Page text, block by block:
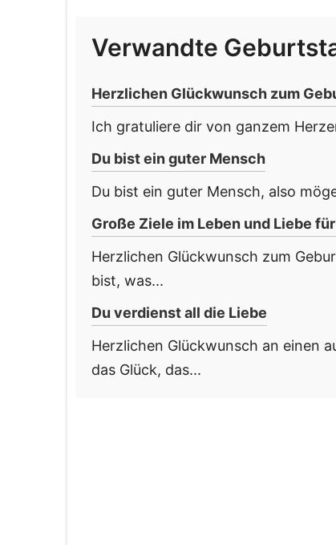
Verwandte
Herzlichen Glückwunsch zum
Ich gratuliere dir von ganzem
Du bist ein guter Mensch
Du bist ein guter Mensch, also
Große Ziele im Leben und Liebe
Herzlichen Glückwunsch zum
bist, was...
Du verdienst all die Liebe
Herzlichen Glückwunsch an einen
das Glück, das...